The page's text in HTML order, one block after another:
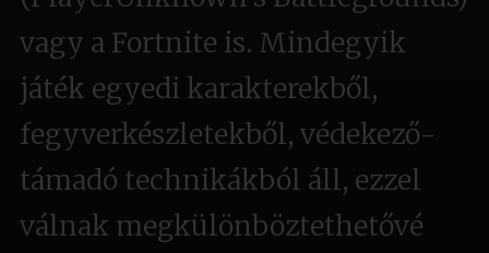
vagy a Fortnite is. Mindegyik
játék egyedi karakterekből,
fegyverkészletekből, védekező-
támadó technikákból áll, ezzel
válnak megkülönböztethetővé